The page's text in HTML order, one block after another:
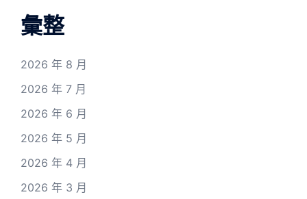
彙整
2026 年 8 月
2026 年 7 月
2026 年 6 月
2026 年 5 月
2026 年 4 月
2026 年 3 月